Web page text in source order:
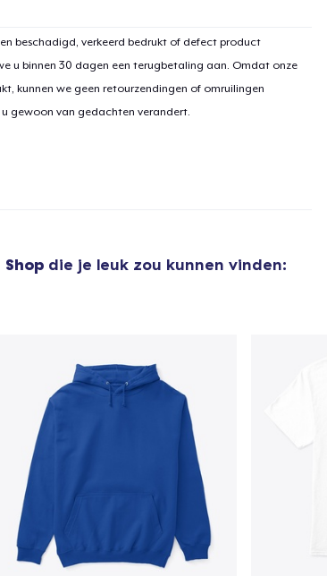
beschadigd, verkeerd bedrukt of defect product
u binnen 30 dagen een terugbetaling aan. Omdat onze
kunnen we geen retourzendingen of omruilingen
gewoon van gedachten verandert.
die je leuk zou kunnen vinden:
aan winkelwagen toegevoegd
Ga door naar de Kassa
Unisex Classic Pullover Hoodie
Classic Crew Neck T-Shirt
Unisex Classic Crewneck Sweatshirt